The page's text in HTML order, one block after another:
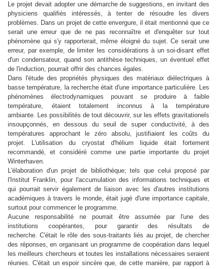
Le projet devait adopter une démarche de suggestions, en invitant des
physiciens qualifiés intéressés, à tenter de résoudre les divers
problèmes. Dans un projet de cette envergure, il était mentionné que ce
serait une erreur que de ne pas reconnaître et d'enquêter sur tout
phénomène qui s'y rapporterait, même éloigné du sujet. Ce serait une
erreur, par exemple, de limiter les considérations à un soi-disant effet
d'un condensateur, quand son antithèse techniques, un éventuel effet
de l'induction, pourrait offrir des chances égales.
Dans l'étude des propriétés physiques des matériaux diélectriques à
basse température, la recherche était d'une importance particulière. Les
phénomènes électrodynamiques pouvant se produire à faible
température, étaient totalement inconnus à la température
ambiante. Les possibilités de tout découvrir, sur les effets gravitationels
insoupçonnés, en dessous du seuil de super conductivité,à des
températures approchant le zéro absolu, justifiaient les coûts du
projet. L'utilisation du cryostat d'hélium liquide était fortement
recommandé, et considéré comme une partie importante du projet
Winterhaven.
L'élaboration d'un projet de bibliothèque; tels que celui proposé par
l'Institut Franklin, pour l'accumulation des informations techniques et
qui pourrait servir également de liaison avec les d'autres institutions
académiques à travers le monde, était jugé d'une importance capitale,
surtout pour commencer le programme.
Aucune responsabilité ne pourrait être assumée par l'une des
institutions coopérantes, pour garantir des résultats de
recherche. C'était le rôle des sous-traitants liés au projet, de chercher
des réponses, en organisant un programme de coopération dans lequel
les meilleurs chercheurs et toutes les installations nécessaires seraient
réunies. C'était un espoir sincère que, de cette manière, par rapport à